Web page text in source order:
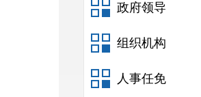
政府领导
组织机构
人事任免